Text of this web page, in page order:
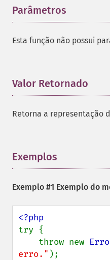
Parâmetros
Esta função não possui
Valor Retornado
Retorna a representação
Exemplos
Exemplo #1 Exemplo do
try {
    throw new
erro." );